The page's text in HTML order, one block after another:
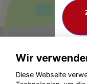
Wir
Diese Webseite